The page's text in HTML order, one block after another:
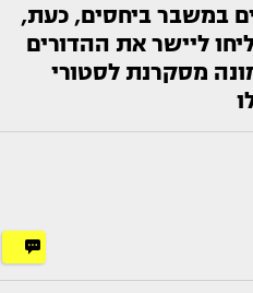
במשבר ביחסים, כעת,
ליישר את ההדורים
מסקרנת לסטורי